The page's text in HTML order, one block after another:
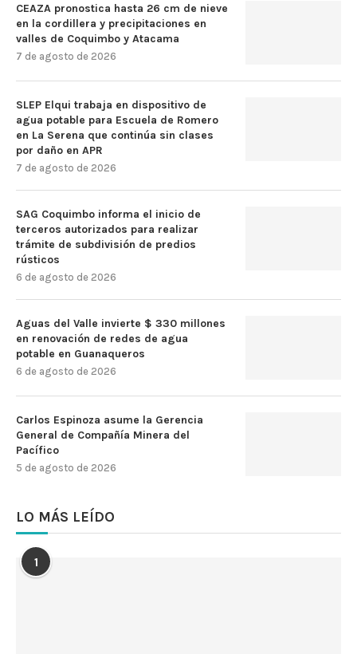
CEAZA pronostica hasta 26 cm de nieve
en la cordillera y precipitaciones en
valles de Coquimbo y Atacama
7 de agosto de 2026
SLEP Elqui trabaja en dispositivo de
agua potable para Escuela de Romero
en La Serena que continúa sin clases
por daño en APR
7 de agosto de 2026
SAG Coquimbo informa el inicio de
terceros autorizados para realizar
trámite de subdivisión de predios
rústicos
6 de agosto de 2026
Aguas del Valle invierte $ 330 millones
en renovación de redes de agua
potable en Guanaqueros
6 de agosto de 2026
Carlos Espinoza asume la Gerencia
General de Compañía Minera del
Pacífico
5 de agosto de 2026
LO MÁS LEÍDO
1